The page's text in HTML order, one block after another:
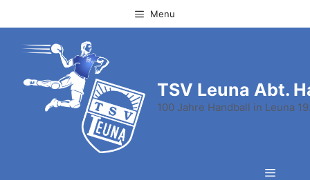
Inhalt
springen
Menu
TSV Leuna Abt.
100 Jahre Handball in Leuna
Menü